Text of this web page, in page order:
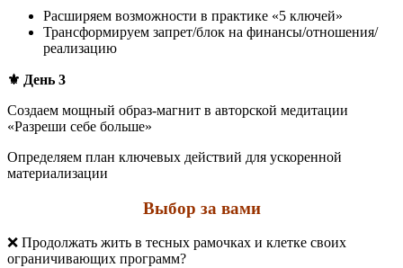
Расширяем возможности в практике «5 ключей»
Трансформируем запрет/блок на финансы/отношения/
реализацию
⚜️ День 3
Создаем мощный образ-магнит в авторской медитации
«Разреши себе больше»
Определяем план ключевых действий для ускоренной
материализации
Выбор за вами
❌ Продолжать жить в тесных рамочках и клетке своих
ограничивающих программ?